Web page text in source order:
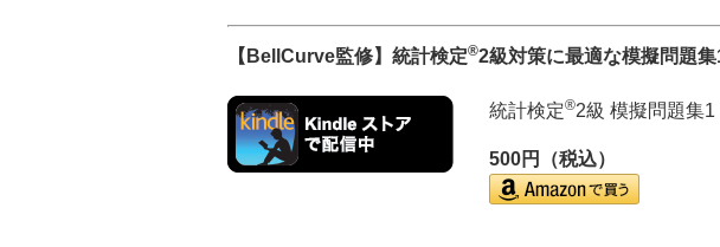
【BellCurve監修】統計検定®2級対策に最適な模擬問題
統計検定®2級 模擬問題集1
500円（税込）